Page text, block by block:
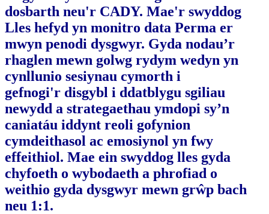
dosbarth neu'r CADY. Mae'r swyddog
Lles hefyd yn monitro data Perma er
mwyn penodi dysgwyr. Gyda nodau’r
rhaglen mewn golwg rydym wedyn yn
cynllunio sesiynau cymorth i
gefnogi'r disgybl i ddatblygu sgiliau
newydd a strategaethau ymdopi sy’n
caniatáu iddynt reoli gofynion
cymdeithasol ac emosiynol yn fwy
effeithiol. Mae ein swyddog lles gyda
chyfoeth o wybodaeth a phrofiad o
weithio gyda dysgwyr mewn grŵp bach
neu 1:1.